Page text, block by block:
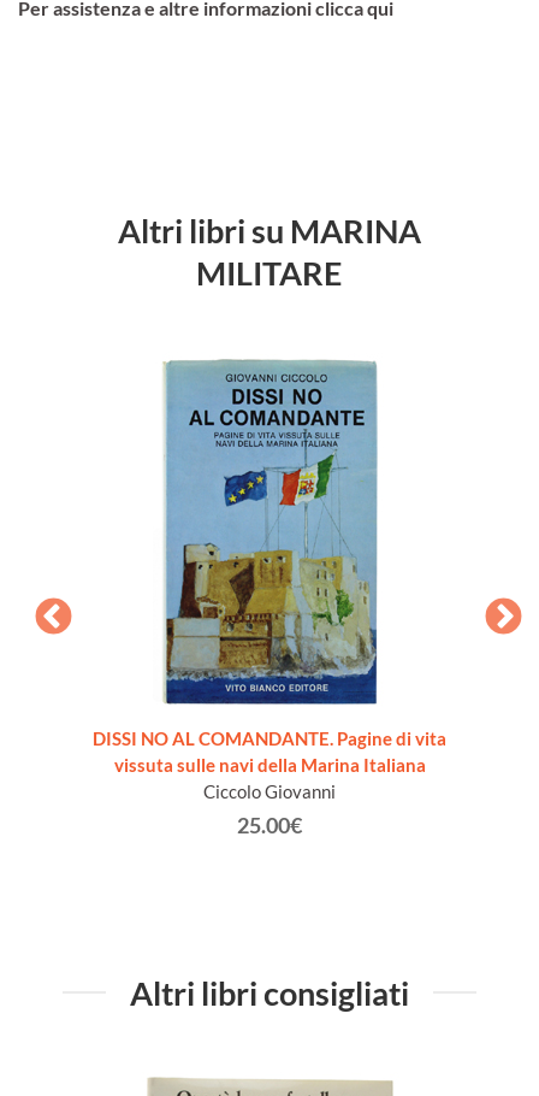
Per assistenza e altre informazioni clicca qui
Altri libri su MARINA
MILITARE
DISSI NO AL COMANDANTE. Pagine di vita
vissuta sulle navi della Marina Italiana
Ciccolo Giovanni
25.00€
Altri libri consigliati